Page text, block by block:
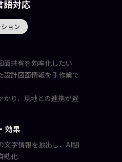
語対応
ョン
面共有を効率化したい
設計図面情報を手作業で
かり、現地との連携が遅
効果
文字情報を抽出し、AI翻
動化